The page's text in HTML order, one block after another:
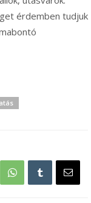
érdemben tudjuk